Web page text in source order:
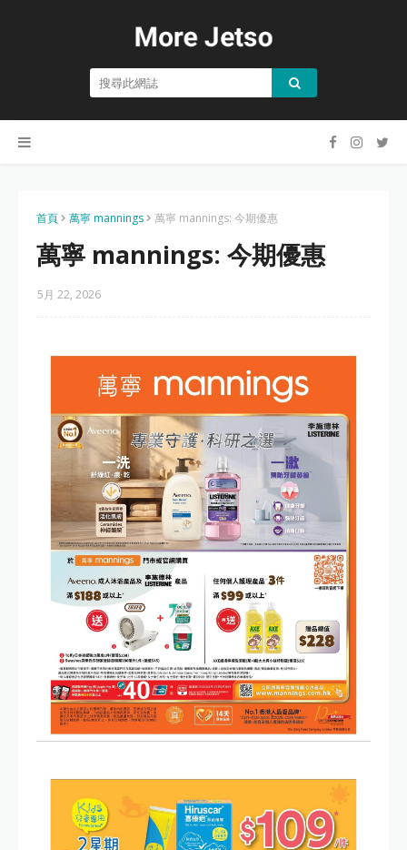
首頁 萬寧 mannings 萬寧 mannings: 今期優惠
萬寧 mannings: 今期優惠
5月 22, 2026